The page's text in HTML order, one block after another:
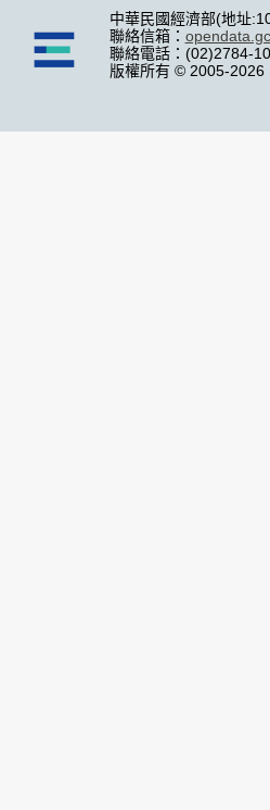
中華民國經濟部(地址
聯絡信箱：
聯絡電話：(02)2784-
版權所有 © 2005-2026